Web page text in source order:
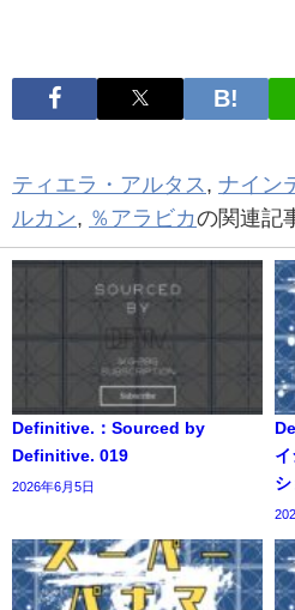
ティエラ・アルタス , ナイン
ルカン, ％アラビカの関連記
Definitive.：Sourced by
Definitive. 019
2026年6月5日
イ
シ